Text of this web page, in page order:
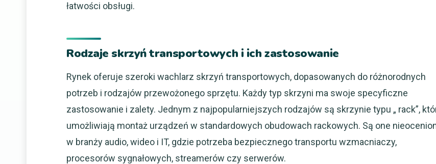
łatwości obsługi.
Rodzaje skrzyń transportowych i ich zastosowanie
Rynek oferuje szeroki wachlarz skrzyń transportowych, dopasowanych do różnorodnych
potrzeb i rodzajów przewożonego sprzętu. Każdy typ skrzyni ma swoje specyficzne
zastosowanie i zalety. Jednym z najpopularniejszych rodzajów są skrzynie typu „ rack”,
umożliwiają montaż urządzeń w standardowych obudowach rackowych. Są one
w branży audio, wideo i IT, gdzie potrzeba bezpiecznego transportu wzmacniaczy,
procesorów sygnałowych, streamerów czy serwerów.